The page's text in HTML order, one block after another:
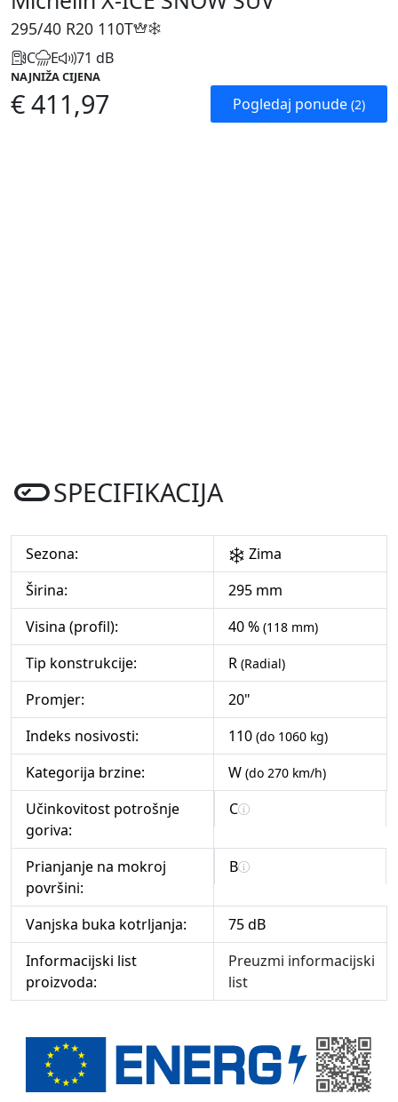
295/40 R20 110T
C E 71 dB
NAJNIŽA CIJENA
€ 411,97 Pogledaj ponude (2)
SPECIFIKACIJA
Sezona:
Zima
Širina:
295 mm
Visina (profil):
40 % (118 mm)
Tip konstrukcije: R (Radial)
Promjer:
20"
Indeks nosivosti:
110 (do 1060 kg)
Kategorija brzine: W (do 270 km/h)
Učinkovitost potrošnje
goriva:
C
Prianjanje na mokroj
površini:
B
Vanjska buka kotrljanja:
75 dB
Informacijski list
proizvoda:
Preuzmi informacijski
list